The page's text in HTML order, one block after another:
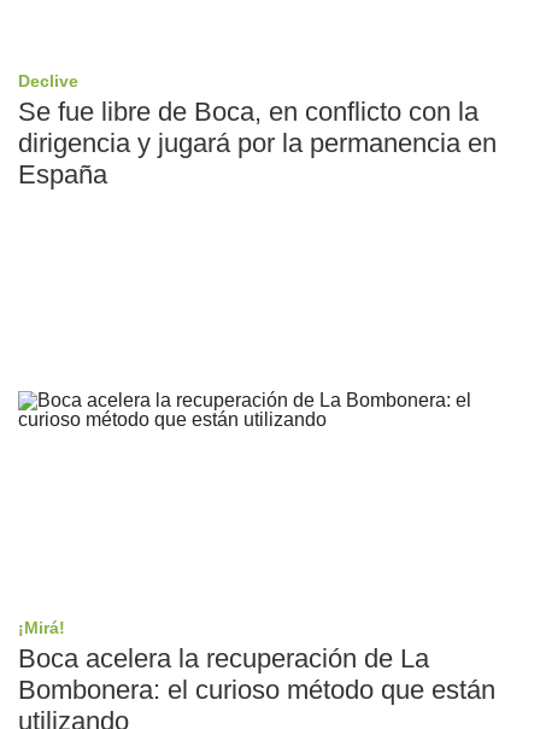
Declive
Se fue libre de Boca, en conflicto con la
dirigencia y jugará por la permanencia en
España
¡Mirá!
Boca acelera la recuperación de La
Bombonera: el curioso método que están
utilizando